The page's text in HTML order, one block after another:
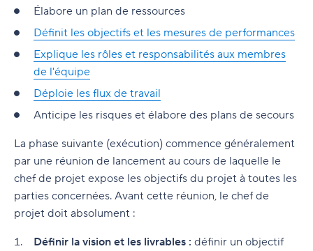
Élabore un plan de ressources
Définit les objectifs et les mesures de performances
Explique les rôles et responsabilités aux membres
de l'équipe
Déploie les flux de travail
Anticipe les risques et élabore des plans de secours
La phase suivante (exécution) commence généralement
par une réunion de lancement au cours de laquelle le
chef de projet expose les objectifs du projet à toutes les
parties concernées. Avant cette réunion, le chef de
projet doit absolument :
Définir la vision et les livrables : définir un objectif